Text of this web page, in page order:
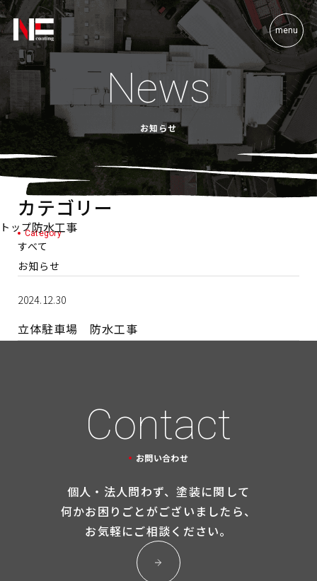
menu
News
お知らせ
トップ防水工事
カテゴリー
Category
すべて
お知らせ
2024.12.30
立体駐車場 防水工事
Contact
お問い合わせ
個人・法人問わず、塗装に関して
何かお困りごとがございましたら、
お気軽にご相談ください。